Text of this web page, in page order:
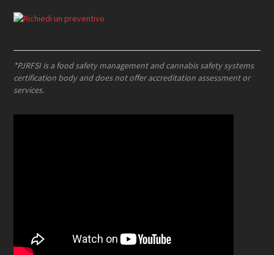
*PJRFSI is a food safety management and cannabis safety systems
certification body and does not offer accreditation assessment or
services.